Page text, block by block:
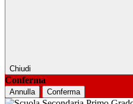
Chiudi
Conferma
Annulla Conferma